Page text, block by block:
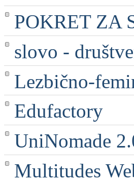
POKRET ZA
slovo -
Lezbično-
Edufactory
UniNomade
Multitudes